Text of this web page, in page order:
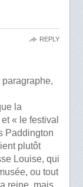
paragraphe,
la
« le festival
Paddington
plutôt
Louise, qui
ou tout
reine, mais
REPLY